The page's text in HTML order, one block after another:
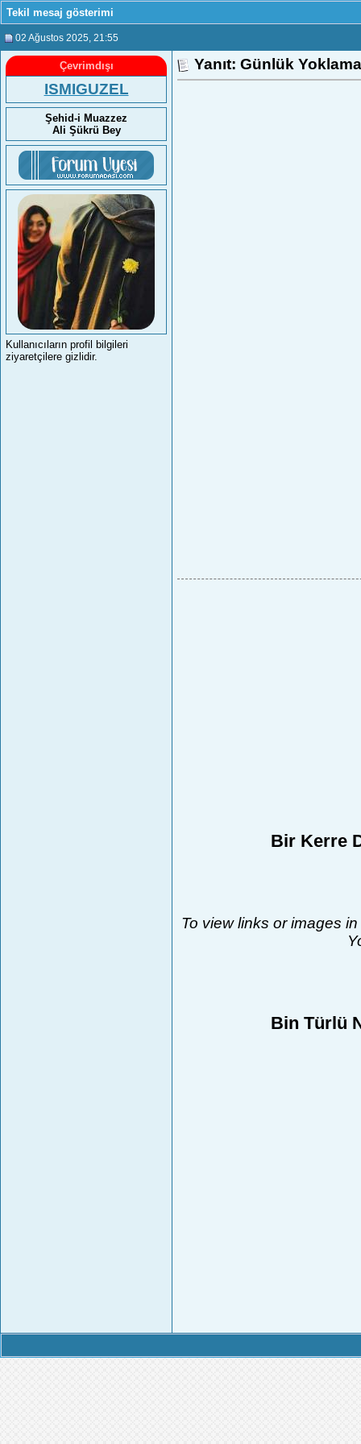
Tekil mesaj gösterimi
02 Ağustos 2025 , 21:55
Çevrimdışı
ISMIGUZEL
Şehid-i Muazzez
Ali Şükrü Bey
Kullanıcıların profil bilgileri
ziyaretçilere gizlidir.
Yanıt: Günlük
Bir Kerre
To view links or images
Bin Türlü